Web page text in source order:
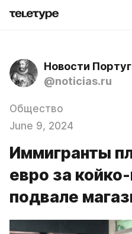
Новости
@noticias.ru
Общество
June 9, 2024
Иммигранты
евро за
подвале